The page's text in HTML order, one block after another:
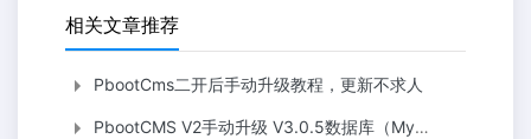
相关文章推荐
PbootCms二开后手动升级教程，更新不求人
PbootCMS V2手动升级 V3.0.5数据库（MySQL）补充汇总